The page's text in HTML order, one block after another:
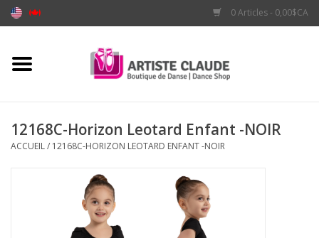
0 Articles - 0,00$CA
Accueil
Vêtements
12168C-Horizon Leotard Enfant -NOIR
ACCUEIL/ 12168C-HORIZON LEOTARD ENFANT -NOIR